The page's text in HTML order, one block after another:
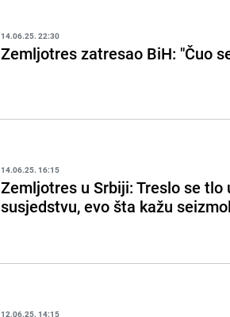
14.06.25. 22:30
Zemljotres zatresao BiH: "Čuo
14.06.25. 16:15
Zemljotres u Srbiji: Treslo se tlo
susjedstvu, evo šta kažu
12.06.25. 14:15